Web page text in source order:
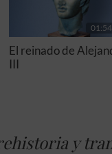
El reinado de
III
y